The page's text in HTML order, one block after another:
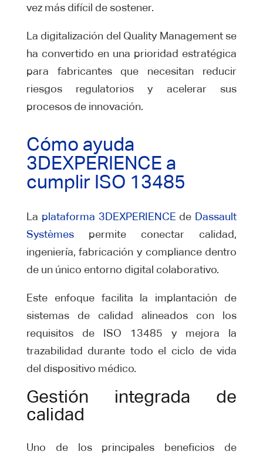
vez más difícil de sostener.
La digitalización del Quality Management se
ha convertido en una prioridad estratégica
para fabricantes que necesitan reducir
riesgos regulatorios y acelerar sus
procesos de innovación.
Cómo ayuda
3DEXPERIENCE a
cumplir ISO 13485
La plataforma 3DEXPERIENCE de Dassault
Systèmespermite conectar calidad,
ingeniería, fabricación y compliance dentro
de un único entorno digital colaborativo.
Este enfoque facilita la implantación de
sistemas de calidad alineados con los
requisitos de ISO 13485 y mejora la
trazabilidad durante todo el ciclo de vida
del dispositivo médico.
Gestión integrada de
calidad
Uno de los principales beneficios de